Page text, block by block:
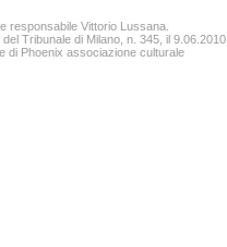
responsabile Vittorio Lussana.
Tribunale di Milano, n. 345, il 9.06.2010.
di Phoenix associazione culturale